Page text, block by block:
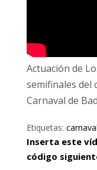
Actuación de
semifinales del
Carnaval de
Etiquetas:
Inserta este
código